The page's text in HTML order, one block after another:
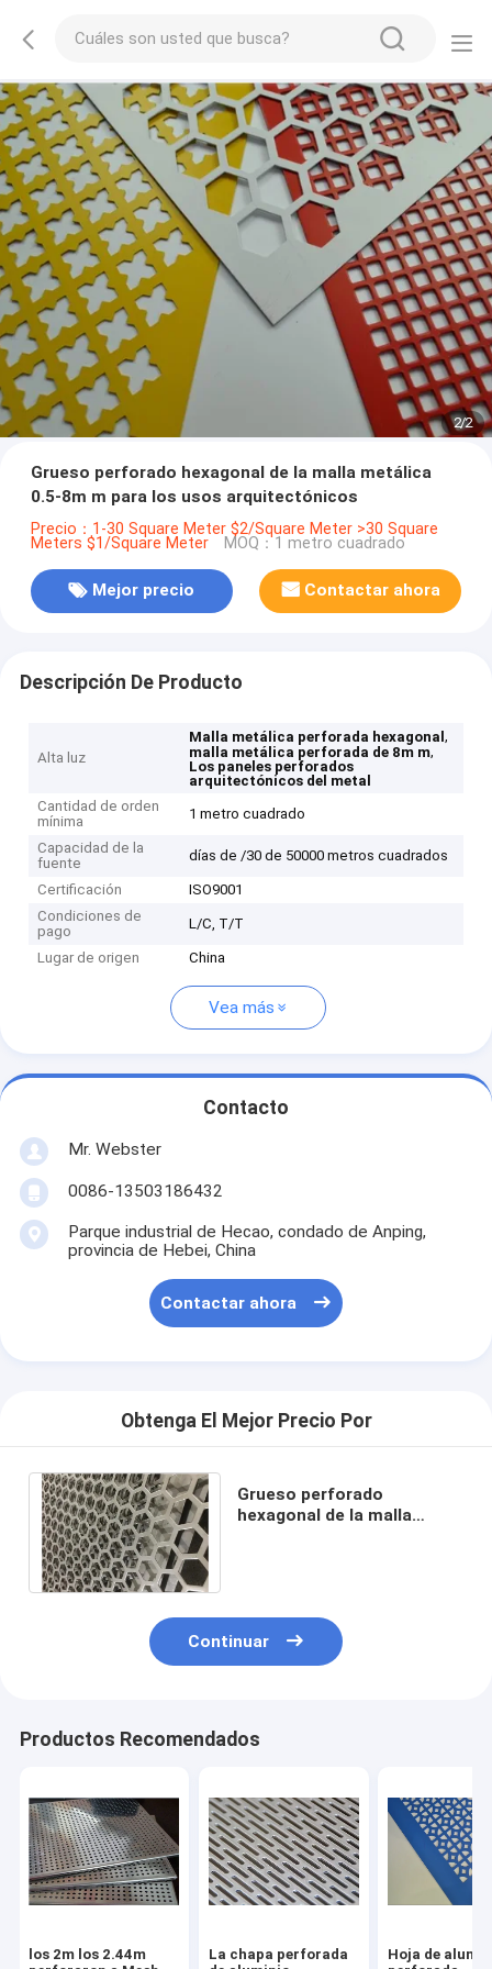
2/2
Grueso perforado hexagonal de la malla metálica
0.5-8m m para los usos arquitectónicos
Precio：1-30 Square Meter $2/Square Meter >30 Square
Meters $1/Square Meter MOQ：1 metro cuadrado
Mejor precio Contactar ahora
Descripción De Producto
Alta luz
Malla metálica perforada hexagonal,
malla metálica perforada de 8m m,
Los paneles perforados
arquitectónicos del metal
Cantidad de orden
mínima
1 metro cuadrado
Capacidad de la
fuente
días de /30 de 50000 metros cuadrados
Certificación
ISO9001
Condiciones de
pago
L/C, T/T
Lugar de origen China
Vea más
Contacto
Mr. Webster
0086-13503186432
Parque industrial de Hecao, condado de Anping,
provincia de Hebei, China
Contactar ahora
Obtenga El Mejor Precio Por
Grueso perforado
hexagonal de la malla
Continuar
Productos Recomendados
los 2m los 2.44m
La chapa perforada
Hoja de